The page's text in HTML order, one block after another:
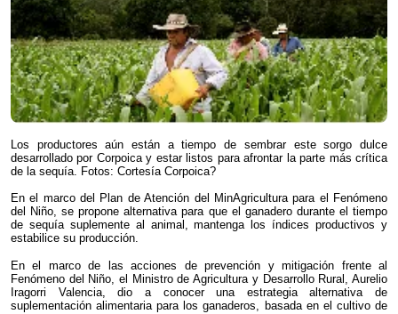
​Los productores aún están a tiempo de sembrar este sorgo dulce
desarrollado por Corpoica y estar listos para afrontar la parte más crítica
de la sequía. Fotos: Cortesía Corpoica?
En el marco del Plan de Atención del MinAgricultura para el Fenómeno
del Niño, se propone alternativa para que el ganadero durante el tiempo
de sequía suplemente al animal, mantenga los índices productivos y
estabilice su producción.
En el marco de las acciones de prevención y mitigación frente al
Fenómeno del Niño, el Ministro de Agricultura y Desarrollo Rural, Aurelio
Iragorri Valencia, dio a conocer una estrategia alternativa de
suplementación alimentaria para los ganaderos, basada en el cultivo de